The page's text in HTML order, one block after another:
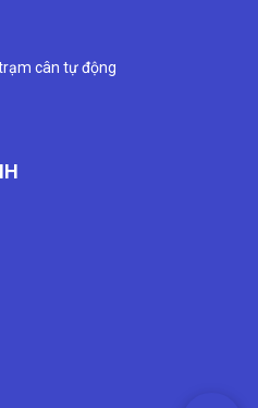
cân tự động